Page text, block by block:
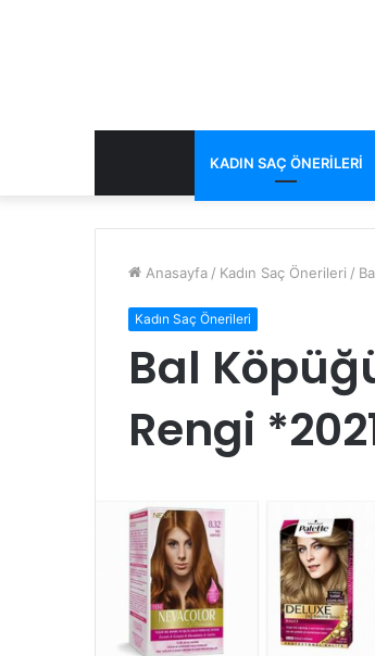
KADIN SAÇ ÖNERILERI
Anasayfa / Kadın Saç Önerileri /
Kadın Saç Önerileri
Bal
Rengi